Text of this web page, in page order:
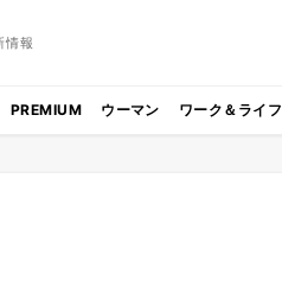
情報
PREMIUM ウーマン ワーク＆ライフ